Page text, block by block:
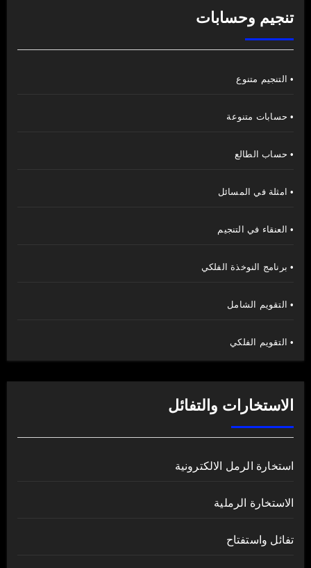
تنجيم وحسابات
• التنجيم متنوع
• حسابات متنوعة
• حساب الطالع
• امثلة في المسائل
• العنقاء في التنجيم
• برنامج النوخذة الفلكي
• التقويم الشامل
• التقويم الفلكي
الاستخارات والتفائل
استخارة الرمل الالكترونية
الاستخارة الرملية
تفائل واستفتاح